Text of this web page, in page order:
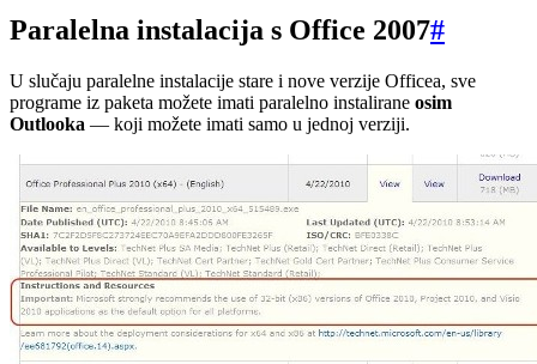
Paralelna instalacija s Office 2007#
U slučaju paralelne instalacije stare i nove verzije Officea, sve
programe iz paketa možete imati paralelno instalirane osim
Outlooka — koji možete imati samo u jednoj verziji.